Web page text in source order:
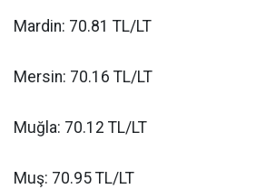
Mardin: 70.81 TL/LT
Mersin: 70.16 TL/LT
Muğla: 70.12 TL/LT
Muş: 70.95 TL/LT